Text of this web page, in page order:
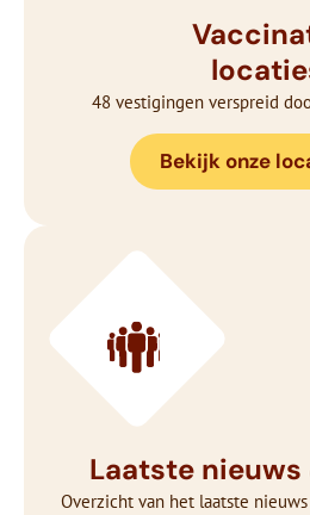
48 vestigingen verspreid
Bekijk onze
Laatste
Overzicht van het laatste